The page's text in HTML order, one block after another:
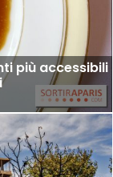
più accessibili